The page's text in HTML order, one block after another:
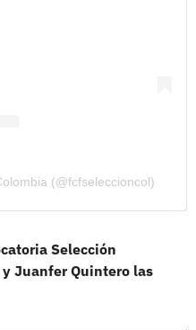
(@fcfseleccioncol)
Selección
Juanfer Quintero las